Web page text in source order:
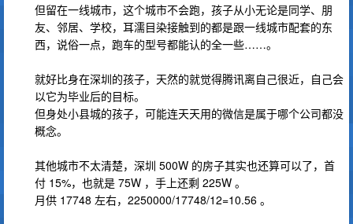
但留在一线城市，这个城市不会跑，孩子从小无论是同学、朋
友、邻居、学校，耳濡目染接触到的都是跟一线城市配套的东
西，说俗一点，跑车的型号都能认的全一些……。
就好比身在深圳的孩子，天然的就觉得腾讯离自己很近，自己会
以它为毕业后的目标。
但身处小县城的孩子，可能连天天用的微信是属于哪个公司都没
概念。
其他城市不太清楚，深圳 500W 的房子其实也还算可以了，首
付 15%，也就是 75W ，手上还剩 225W 。
月供 17748 左右，2250000/17748/12=10.56 。